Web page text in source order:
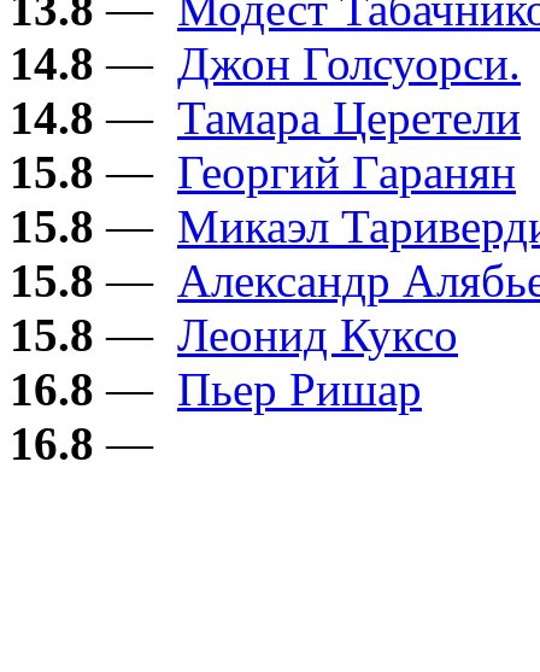
14.8 — Джон Голсуорси.
14.8 — Тамара Церетели
15.8 — Георгий Гаранян
15.8 — Микаэл
15.8 — Александр
15.8 — Леонид Куксо
16.8 — Пьер Ришар
16.8 —